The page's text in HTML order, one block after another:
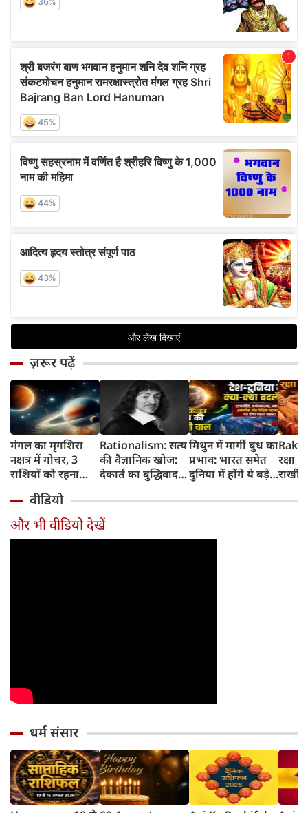
ज़रूर पढ़ें
मंगल का मृगशिरा
नक्षत्र में गोचर, 3
राशियों को रहना
सावधान
Rationalism: सत्य
की वैज्ञानिक खोज:
देकार्त का बुद्धिवाद
का जन्म
मिथुन में मार्गी बुध का
प्रभाव: भारत समेत
दुनिया में होंगे ये बड़े
रक्षा
राखी
वीडियो
और भी वीडियो देखें
धर्म संसार